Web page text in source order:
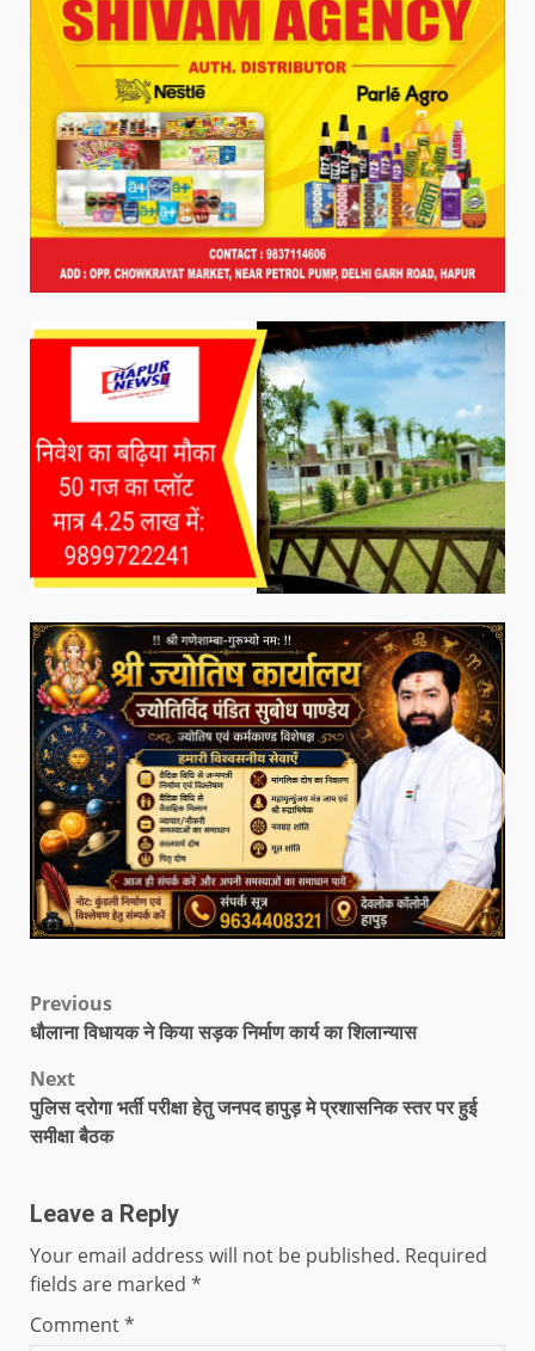
Previous
धौलाना विधायक ने किया सड़क निर्माण कार्य का शिलान्यास
Next
पुलिस दरोगा भर्ती परीक्षा हेतु जनपद हापुड़ मे प्रशासनिक स्तर पर हुई
समीक्षा बैठक
Leave a Reply
Your email address will not be published. Required
fields are marked *
Comment*